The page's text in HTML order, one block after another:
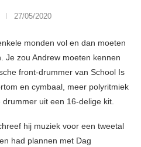
27/05/2020
monden vol en dan moeten
Je zou Andrew moeten kennen
front-drummer van School Is
en cymbaal, meer polyritmiek
uit een 16-delige kit.
hij muziek voor een tweetal
had plannen met Dag